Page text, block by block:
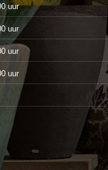
uur
uur
uur
uur